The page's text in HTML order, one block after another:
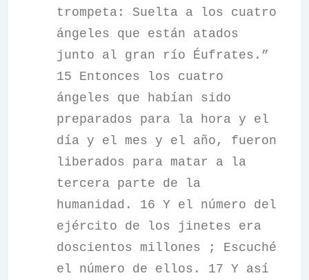
trompeta: Suelta a los cuatro
ángeles que están atados
junto al gran río Éufrates.”
15 Entonces los cuatro
ángeles que habían sido
preparados para la hora y el
día y el mes y el año, fueron
liberados para matar a la
tercera parte de la
humanidad. 16 Y el número del
ejército de los jinetes era
doscientos millones ; Escuché
el número de ellos. 17 Y así